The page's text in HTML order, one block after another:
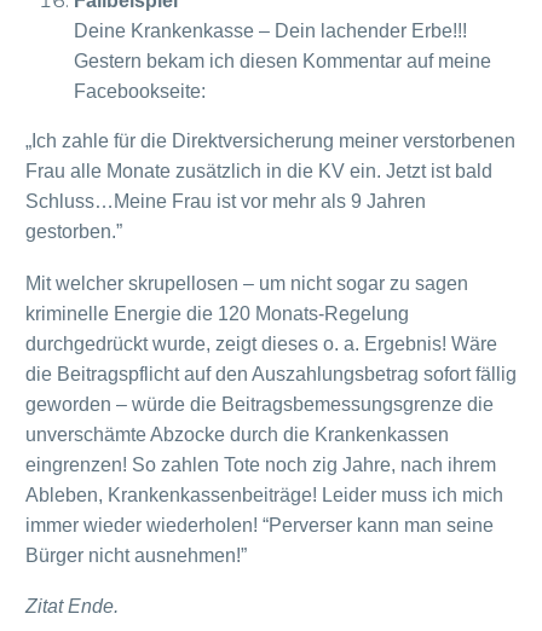
Deine Krankenkasse – Dein lachender Erbe!!!
Gestern bekam ich diesen Kommentar auf meine
Facebookseite:
„Ich zahle für die Direktversicherung meiner verstorbenen
Frau alle Monate zusätzlich in die KV ein. Jetzt ist bald
Schluss…Meine Frau ist vor mehr als 9 Jahren
gestorben.”
Mit welcher skrupellosen – um nicht sogar zu sagen
kriminelle Energie die 120 Monats-Regelung
durchgedrückt wurde, zeigt dieses o. a. Ergebnis! Wäre
die Beitragspflicht auf den Auszahlungsbetrag sofort fällig
geworden – würde die Beitragsbemessungsgrenze die
unverschämte Abzocke durch die Krankenkassen
eingrenzen! So zahlen Tote noch zig Jahre, nach ihrem
Ableben, Krankenkassenbeiträge! Leider muss ich mich
immer wieder wiederholen! “Perverser kann man seine
Bürger nicht ausnehmen!”
Zitat Ende.